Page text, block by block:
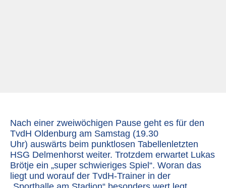
Nach einer zweiwöchigen Pause geht es für den
TvdH Oldenburg am Samstag (19.30
Uhr) auswärts beim punktlosen Tabellenletzten
HSG Delmenhorst weiter. Trotzdem erwartet Lukas
Brötje ein „super schwieriges Spiel“. Woran das
liegt und worauf der TvdH-Trainer in der